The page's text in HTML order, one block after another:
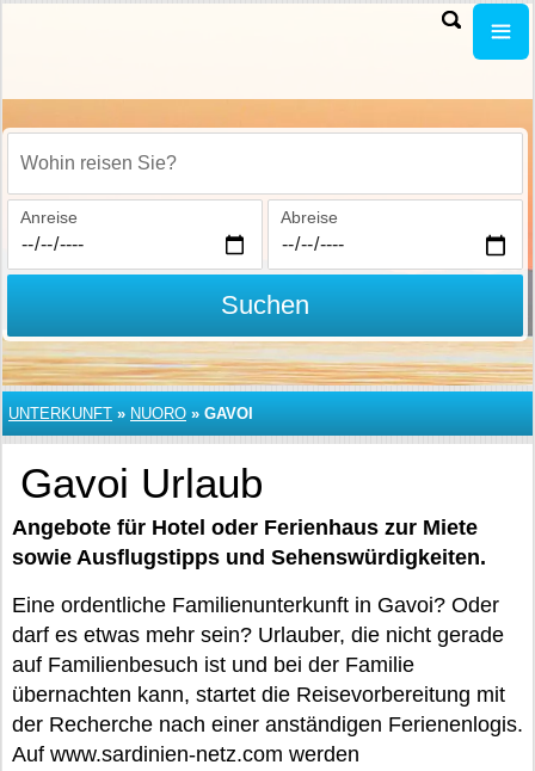
Wohin reisen Sie?
Anreise Abreise
Suchen
UNTERKUNFT » NUORO » GAVOI
Gavoi Urlaub
Angebote für Hotel oder Ferienhaus zur Miete
sowie Ausflugstipps und Sehenswürdigkeiten.
Eine ordentliche Familienunterkunft in Gavoi? Oder
darf es etwas mehr sein? Urlauber, die nicht gerade
auf Familienbesuch ist und bei der Familie
übernachten kann, startet die Reisevorbereitung mit
der Recherche nach einer anständigen Ferienenlogis.
Auf www.sardinien-netz.com werden